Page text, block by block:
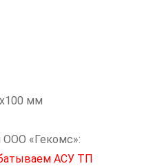
мм
ООО «Гекомс»:
АСУ ТП